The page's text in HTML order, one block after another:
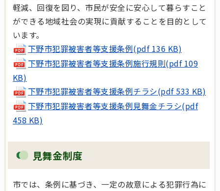
軽減、回復を図り、市民が安全に安心して暮らすこと
ができる地域社会の実現に貢献することを目的として
います。
下野市犯罪被害者等支援条例(pdf 136 KB)
下野市犯罪被害者等支援条例施行規則(pdf 109
KB)
下野市犯罪被害者等支援条例チラシ(pdf 533 KB)
下野市犯罪被害者等支援条例見舞金チラシ(pdf
458 KB)
見舞金制度
市では、条例に基づき、一定の故意による犯罪行為に